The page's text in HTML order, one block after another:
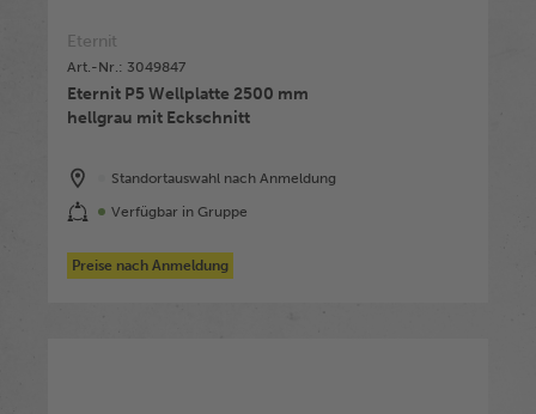
Eternit
Art.-Nr.: 3049847
Eternit P5 Wellplatte 2500 mm
hellgrau mit Eckschnitt
Standortauswahl nach Anmeldung
Verfügbar in Gruppe
Preise nach Anmeldung